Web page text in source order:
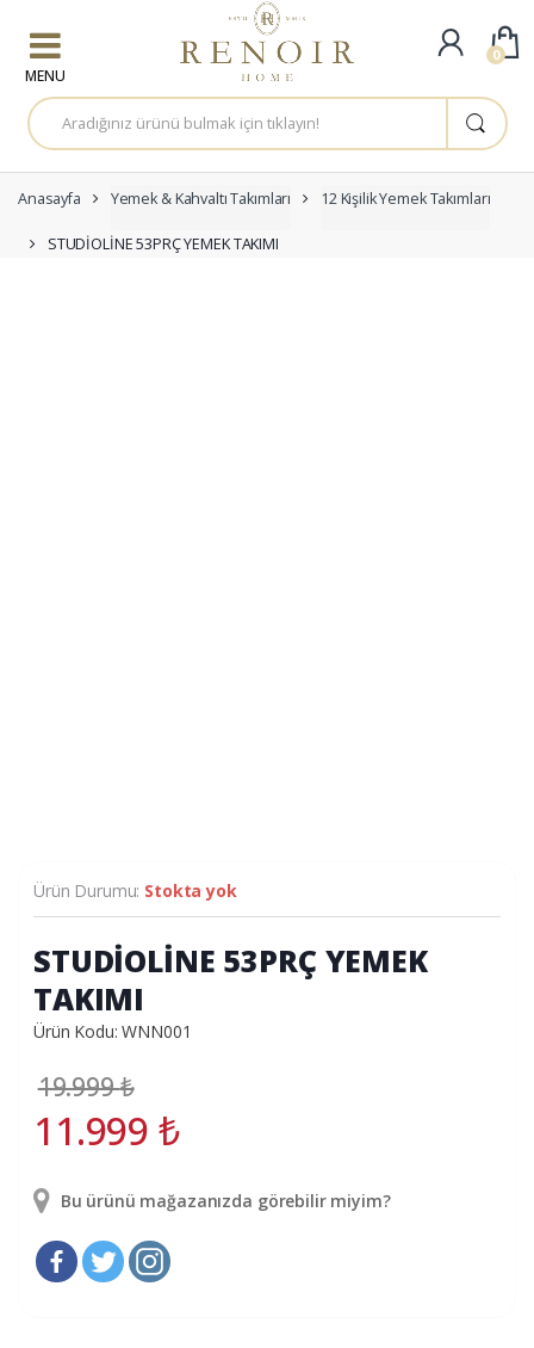
A
r
a
a
:
Anasayfa Yemek & Kahvaltı Takımları 12 Kişilik Yemek Takımları
STUDİOLİNE 53PRÇ YEMEK TAKIMI
Ürün Durumu: Stokta yok
STUDİOLİNE 53PRÇ YEMEK
TAKIMI
Ürün Kodu: WNN001
19.999₺
11.999₺
Bu ürünü mağazanızda görebilir miyim?
0